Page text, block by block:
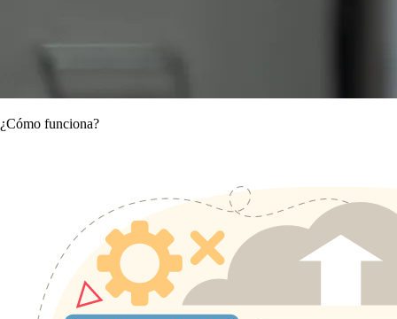
¿Cómo funciona?